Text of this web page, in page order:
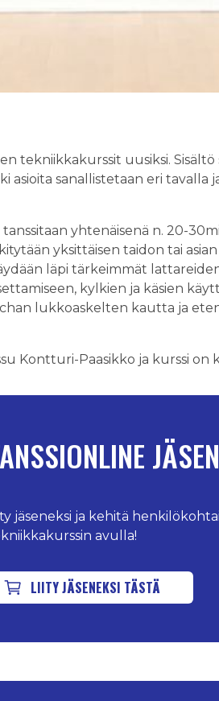
tekniikkakurssit uusiksi. Sisältö
sanallistetaan eri tavalla
yhtenäisenä n. 20-
yksittäisen taidon tai
läpi tärkeimmät
kylkien ja käsien
lukkoaskelten kautta ja
Kontturi-Paasikko ja kurssi on
jäseneksi ja kehitä
avulla!
LIITY JÄSENEKSI TÄSTÄ